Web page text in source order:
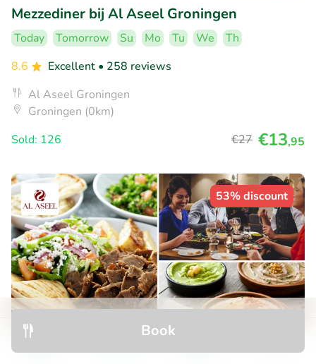
Book
Mezzediner bij Al Aseel Groningen
Today Tomorrow Su Mo Tu We
Th
8.6
Excellent • 258 reviews
Al Aseel Groningen
Groningen (0km)
Sold: 126
€27 €13,95
53% discount